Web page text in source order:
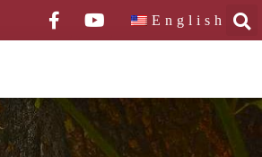
English